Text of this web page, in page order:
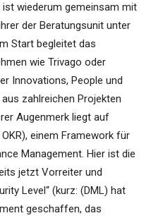
wiederum gemeinsam mit
der Beratungsunit unter
Start begleitet das
wie Trivago oder
Innovations, People und
zahlreichen Projekten
Augenmerk liegt auf
einem Framework für
Management. Hier ist die
jetzt Vorreiter und
Level“ (kurz: (DML) hat
geschaffen, das